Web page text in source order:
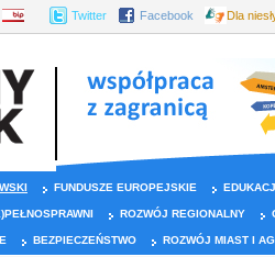
BIP Twitter Facebook Dla
FUNDUSZE EUROPEJSKIE
ROZWÓJ REGIONALNY
BEZPIECZEŃSTWO ROZWÓJ MIAST I